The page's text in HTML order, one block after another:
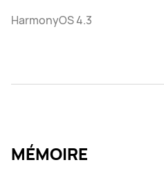
HarmonyOS 4.3
MÉMOIRE